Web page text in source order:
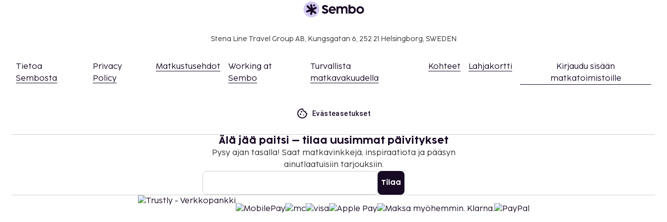
välttämättä sisällä veroja, ja ne saattavat muuttua.
EUR:n suuruista summaa tässä majoituspaikassa. Saat lisätietoja
asiasta ottamalla yhteyttä majoituspaikkaan varausvahvistuksessa
yhteyttä suoraan majoituspaikkaan käyttämällä varausvahvistuksessa
löytyy lisätietoja lisämaksuja koskevassa osiossa).
Kaikki maksut voidaan maksaa käteisettömillä maksutavoilla.
Stena Line Travel Group AB, Kungsgatan 6, 252 21 Helsingborg, SWEDEN
Tietoa
Sembosta
Privacy
Policy
Matkustusehdot
Working at
Sembo
Turvallista
matkavakuudella
Kohteet Lahjakortti
Kirjaudu sisään
matkatoimistoille
Evästeasetukset
Älä jää paitsi – tilaa uusimmat päivitykset
Pysy ajan tasalla! Saat matkavinkkejä, inspiraatiota ja pääsyn
ainutlaatuisiin tarjouksiin.
Tilaa